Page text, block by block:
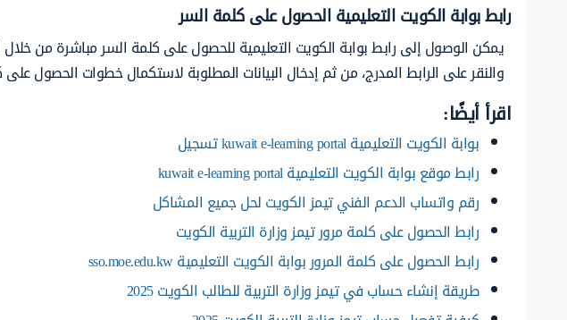
رابط بوابة الكويت التعليمية الحصول على كلمة السر
يمكن الوصول إلى رابط بوابة الكويت التعليمية للحصول على كلمة السر مباشرة من خلال
والنقر على الرابط المدرج، من ثم إدخال البيانات المطلوبة لاستكمال خطوات الحصول
اقرأ أيضًا:
بوابة الكويت التعليمية kuwait e-learning portal تسجيل
رابط موقع بوابة الكويت التعليمية kuwait e-learning portal
رقم واتساب الدعم الفني تيمز الكويت لحل جميع المشاكل
رابط الحصول على كلمة مرور تيمز وزارة التربية الكويت
رابط الحصول على كلمة المرور بوابة الكويت التعليمية sso.moe.edu.kw
طريقة إنشاء حساب في تيمز وزارة التربية للطالب الكويت 2025